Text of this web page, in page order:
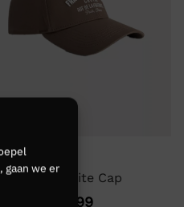
gaan we er
Fraternite Cap
29,99